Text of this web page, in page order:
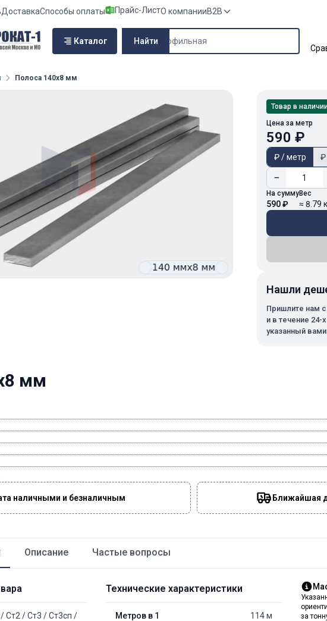
ДоставкаСпособы оплаты Прайс-ЛистО компанииB2B
Каталог Найти
Полоса 140х8 мм
мм
наличными и безналичным Ближайшая
Товар в
Цена за метр
590 ₽
₽ / метр ₽
−
На сумму
590 ₽
Вес
≈ 8.79
Нашли
Пришлите нам
и в течение 24-
указанный
Описание Частые вопросы
/Ст2 /Ст3 /Ст3сп /
Технические характеристики
Метров в 1
114 м
за